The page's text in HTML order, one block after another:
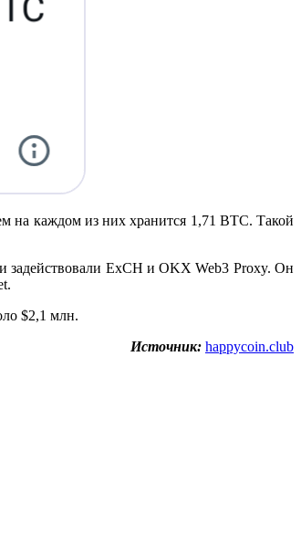
на каждом из них хранится 1,71 BTC. Такой
задействовали ExCH и OKX Web3 Proxy. Он
$2,1 млн.
Источник: happycoin.club